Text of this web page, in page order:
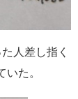
人差し指く
た。